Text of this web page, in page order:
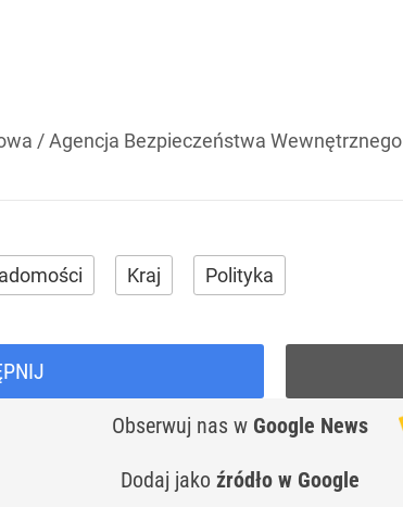
/ Agencja Bezpieczeństwa Wewnętrznego
Kraj Polityka
Obserwuj nas w Google News
Dodaj jako źródło w Google